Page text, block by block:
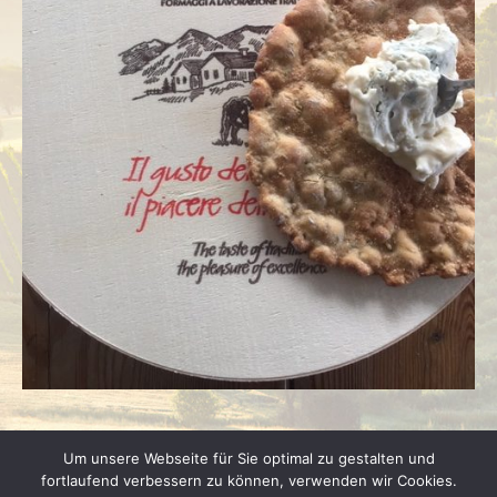
Um unsere Webseite für Sie optimal zu gestalten und
fortlaufend verbessern zu können, verwenden wir Cookies.